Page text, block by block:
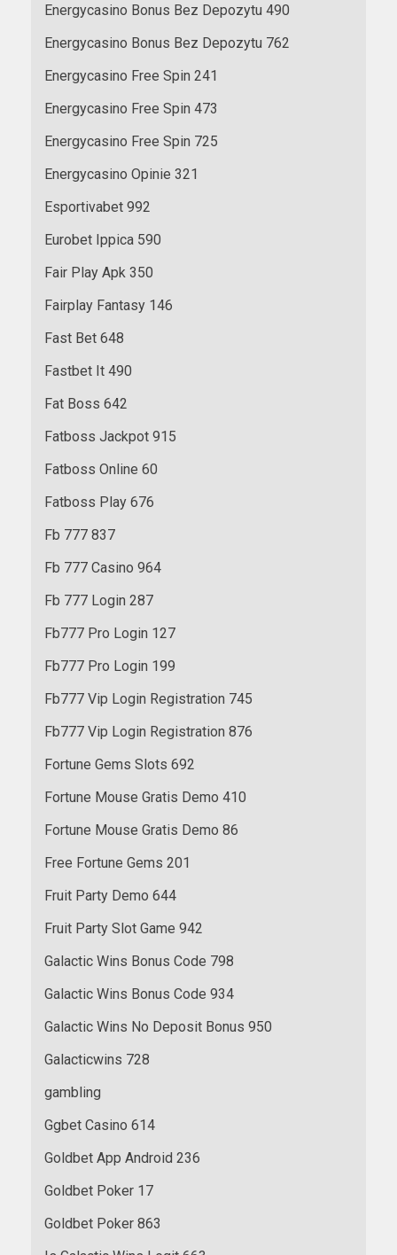
Energycasino Bonus Bez Depozytu 490
Energycasino Bonus Bez Depozytu 762
Energycasino Free Spin 241
Energycasino Free Spin 473
Energycasino Free Spin 725
Energycasino Opinie 321
Esportivabet 992
Eurobet Ippica 590
Fair Play Apk 350
Fairplay Fantasy 146
Fast Bet 648
Fastbet It 490
Fat Boss 642
Fatboss Jackpot 915
Fatboss Online 60
Fatboss Play 676
Fb 777 837
Fb 777 Casino 964
Fb 777 Login 287
Fb777 Pro Login 127
Fb777 Pro Login 199
Fb777 Vip Login Registration 745
Fb777 Vip Login Registration 876
Fortune Gems Slots 692
Fortune Mouse Gratis Demo 410
Fortune Mouse Gratis Demo 86
Free Fortune Gems 201
Fruit Party Demo 644
Fruit Party Slot Game 942
Galactic Wins Bonus Code 798
Galactic Wins Bonus Code 934
Galactic Wins No Deposit Bonus 950
Galacticwins 728
gambling
Ggbet Casino 614
Goldbet App Android 236
Goldbet Poker 17
Goldbet Poker 863